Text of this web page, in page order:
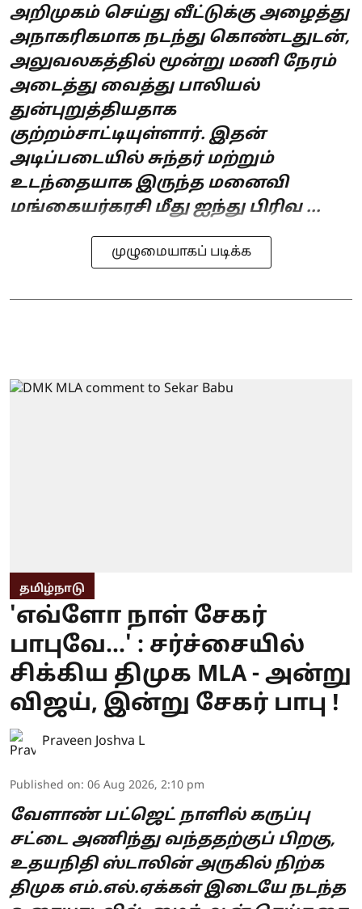
அறிமுகம் செய்து வீட்டுக்கு அழைத்து
அநாகரிகமாக நடந்து கொண்டதுடன்,
அலுவலகத்தில் மூன்று மணி நேரம்
அடைத்து வைத்து பாலியல்
துன்புறுத்தியதாக
குற்றம்சாட்டியுள்ளார். இதன்
அடிப்படையில் சுந்தர் மற்றும்
உடந்தையாக இருந்த மனைவி
மங்கையர்கரசி மீது ஐந்து பிரிவ ...
முழுமையாகப் படிக்க
தமிழ்நாடு
'எவ்ளோ நாள் சேகர்
பாபுவே...' : சர்ச்சையில்
சிக்கிய திமுக MLA - அன்று
விஜய், இன்று சேகர் பாபு !
Praveen Joshva L
Published on: 06 Aug 2026, 2:10 pm
வேளாண் பட்ஜெட் நாளில் கருப்பு
சட்டை அணிந்து வந்ததற்குப் பிறகு,
உதயநிதி ஸ்டாலின் அருகில் நிற்க
திமுக எம்.எல்.ஏக்கள் இடையே நடந்த